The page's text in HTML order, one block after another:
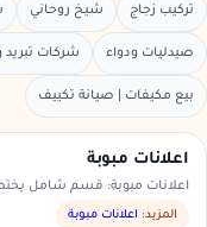
تركيب زجاج شيخ روحاني
صيدليات ودواء شركات تبريد
بيع مكيفات | صيانة تكييف
اعلانات مبوبة
اعلانات مبوبة: قسم شامل
المزيد: اعلانات مبوبة